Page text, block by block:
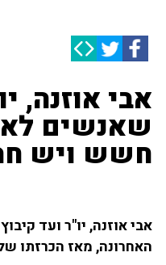
אבי אוזנה,
שאנשים לא
חשש ויש
האחרונה, מאז הכרזתו